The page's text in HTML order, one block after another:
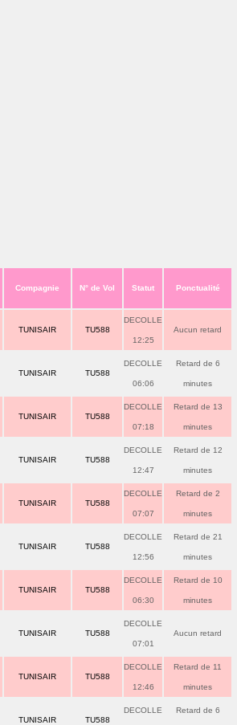
Compagnie N° de Vol Statut Ponctualité
TUNISAIR TU588
DECOLLE
12:25
Aucun retard
TUNISAIR TU588
DECOLLE
06:06
Retard de 6
minutes
TUNISAIR TU588
DECOLLE
07:18
Retard de 13
minutes
TUNISAIR TU588
DECOLLE
12:47
Retard de 12
minutes
TUNISAIR TU588
DECOLLE
07:07
Retard de 2
minutes
TUNISAIR TU588
DECOLLE
12:56
Retard de 21
minutes
TUNISAIR TU588
DECOLLE
06:30
Retard de 10
minutes
TUNISAIR TU588
DECOLLE
07:01
Aucun retard
TUNISAIR TU588
DECOLLE
12:46
Retard de 11
minutes
TUNISAIR TU588
DECOLLE Retard de 6